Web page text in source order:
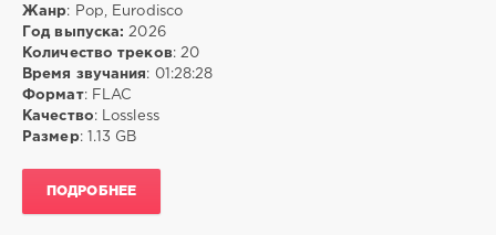
FLAC
Eurodisco
Жанр: Pop, Eurodisco
Год выпуска: 2026
Количество треков: 20
Время звучания: 01:28:28
Формат: FLAC
Качество: Lossless
Размер: 1.13 GB
ПОДРОБНЕЕ